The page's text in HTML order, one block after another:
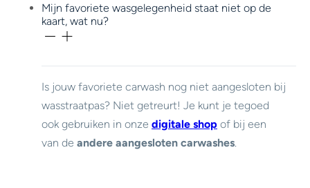
Mijn favoriete wasgelegenheid staat niet op de
kaart, wat nu?
Is jouw favoriete carwash nog niet aangesloten bij
wasstraatpas? Niet getreurt! Je kunt je tegoed
ook gebruiken in onze digitale shop of bij een
van de andere aangesloten carwashes